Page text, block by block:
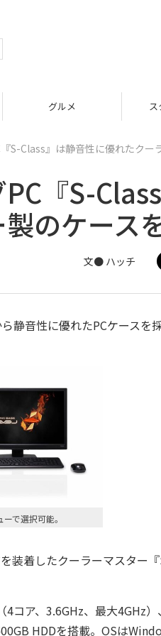
グルメ ス
S-Class』は静音性に優れたクー
『S-
のケース
文● ハッチ
音性に優れたPCケースを
で選択可能。
装着したクーラーマスター
コア、3.6GHz、最大4GHz
HDDを搭載。OSは